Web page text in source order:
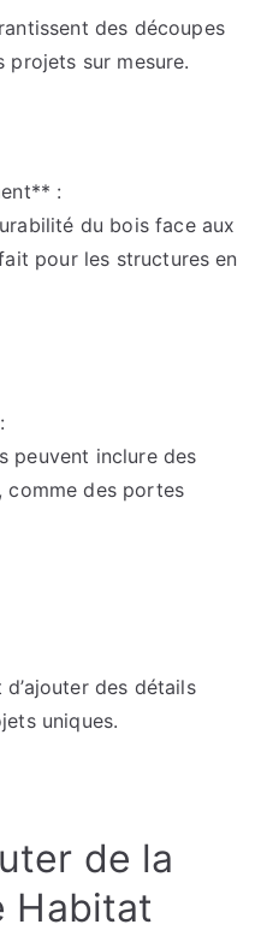
des découpes
projets sur mesure.
:
du bois face aux
pour les structures en
peuvent inclure des
comme des portes
des détails
uniques.
de la
Habitat